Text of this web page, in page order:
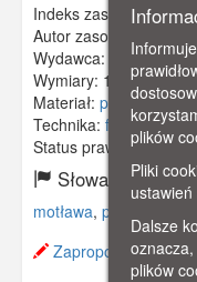
Indeks zasobu:
Autor zasobu:
Wydawca:
Hans
Wymiary: 143 x 93 mm
Materiał: pocztówka
Technika: fotografia
Status prawny:Użycie
Słowa kluczowe:
motława, panorama
Zaproponuj zmianę
plików
Pliki
Dalsze
plików